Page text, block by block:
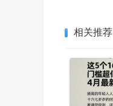
相关推荐